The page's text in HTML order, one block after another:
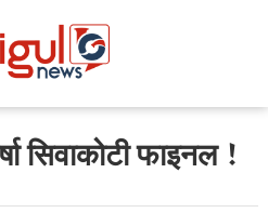
सिवाकोटी फाइनल !